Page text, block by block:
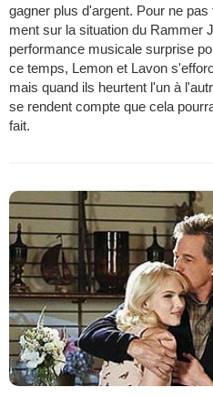
gagner plus d'argent. Pour ne
ment sur la situation du Rammer
performance musicale surprise
ce temps, Lemon et Lavon
mais quand ils heurtent l'un à
se rendent compte que cela
fait.